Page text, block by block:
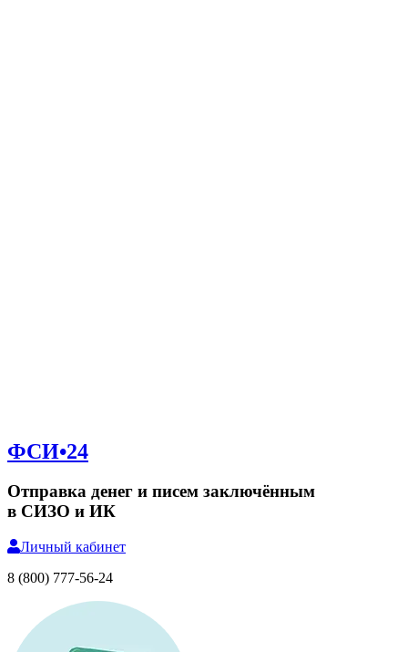
ФСИ•24
Отправка денег и писем заключённым
в СИЗО и ИК
Личный кабинет
8 (800) 777-56-24